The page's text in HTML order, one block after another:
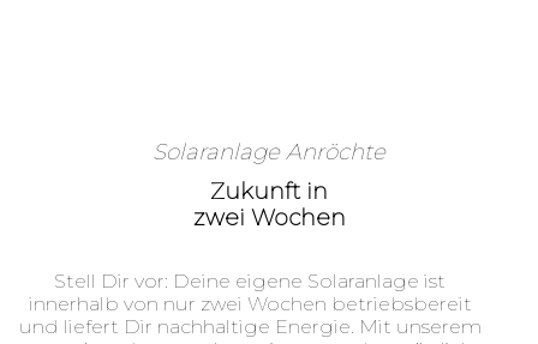
Solaranlage Anröchte
Zukunft in
zwei Wochen
Stell Dir vor: Deine eigene Solaranlage ist
innerhalb von nur zwei Wochen betriebsbereit
und liefert Dir nachhaltige Energie. Mit unserem